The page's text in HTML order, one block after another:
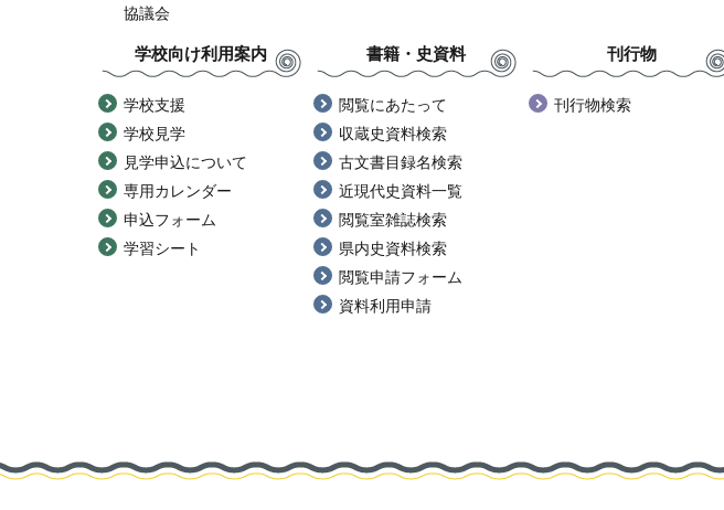
協議会
学校向け利用案内
学校支援
学校見学
見学申込について
専用カレンダー
申込フォーム
学習シート
書籍・史資料
閲覧にあたって
収蔵史資料検索
古文書目録名検索
近現代史資料一覧
閲覧室雑誌検索
県内史資料検索
閲覧申請フォーム
資料利用申請
刊行物
刊行物検索